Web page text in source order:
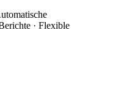
· Flexible